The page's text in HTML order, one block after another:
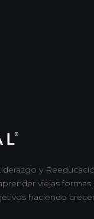
y
viejas formas
haciendo